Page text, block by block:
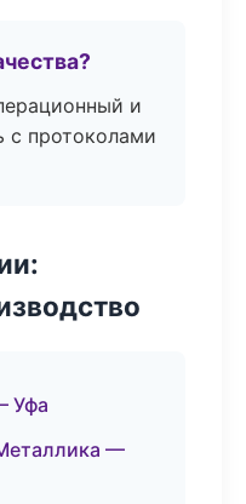
и
с протоколами
Уфа
—